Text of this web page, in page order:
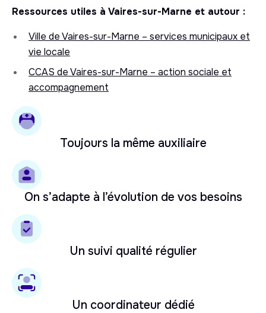
Ressources utiles à Vaires-sur-Marne et autour :
Ville de Vaires-sur-Marne – services municipaux et
vie locale
CCAS de Vaires-sur-Marne – action sociale et
accompagnement
Toujours la même auxiliaire
On s’adapte à l’évolution de vos besoins
Un suivi qualité régulier
Un coordinateur dédié